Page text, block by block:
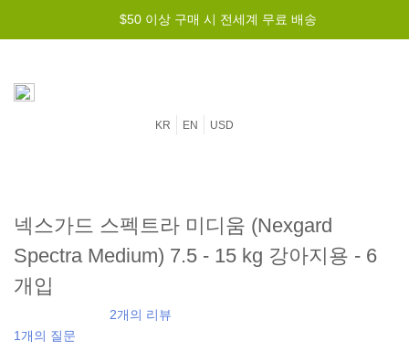
$50 이상 구매 시 전세계 무료 배송
KR EN USD
넥스가드 스펙트라 미디움 (Nexgard
Spectra Medium) 7.5 - 15 kg 강아지용 - 6
개입
2개의 리뷰
1개의 질문